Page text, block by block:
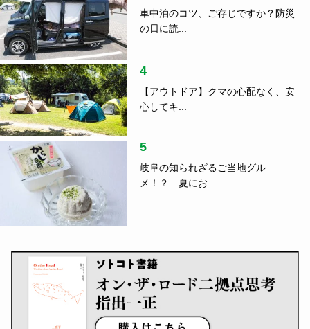
車中泊のコツ、ご存じですか？防災
の日に読...
4
【アウトドア】クマの心配なく、安
心してキ...
5
岐阜の知られざるご当地グル
メ！？ 夏にお...